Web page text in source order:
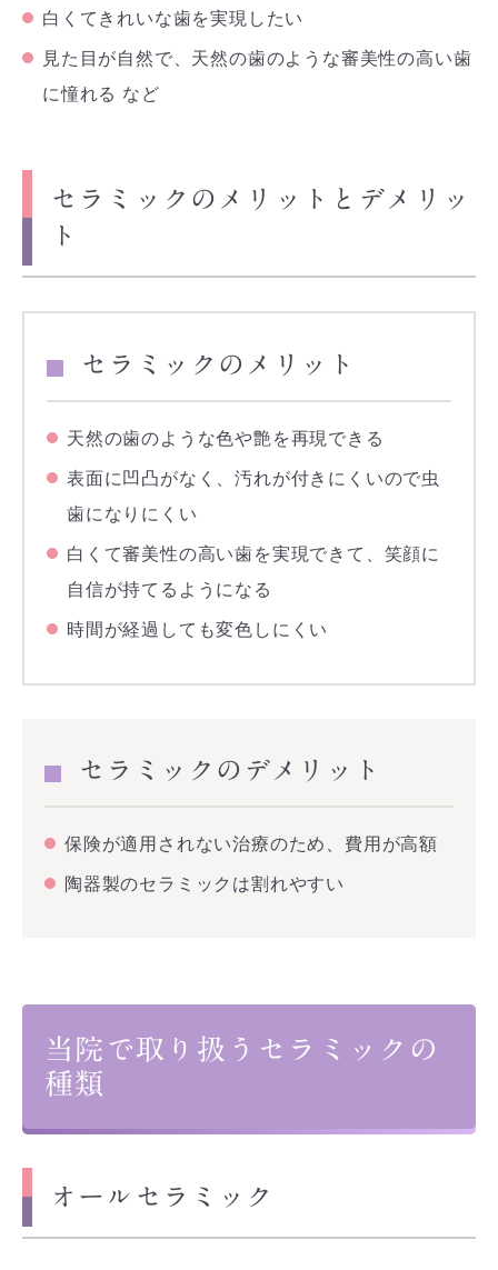
白くてきれいな歯を実現したい
見た目が自然で、天然の歯のような審美性の高い歯
に憧れる など
セラミックのメリットとデメリッ
ト
セラミックのメリット
天然の歯のような色や艶を再現できる
表面に凹凸がなく、汚れが付きにくいので虫
歯になりにくい
白くて審美性の高い歯を実現できて、笑顔に
自信が持てるようになる
時間が経過しても変色しにくい
セラミックのデメリット
保険が適用されない治療のため、費用が高額
陶器製のセラミックは割れやすい
当院で取り扱うセラミックの
種類
オールセラミック